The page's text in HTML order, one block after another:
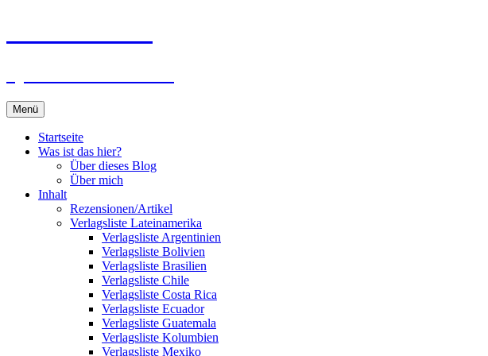
Menü
Startseite
Was ist das hier?
Über dieses Blog
Über mich
Inhalt
Rezensionen/Artikel
Verlagsliste Lateinamerika
Verlagsliste Argentinien
Verlagsliste Bolivien
Verlagsliste Brasilien
Verlagsliste Chile
Verlagsliste Costa Rica
Verlagsliste Ecuador
Verlagsliste Guatemala
Verlagsliste Kolumbien
Verlagsliste Mexiko